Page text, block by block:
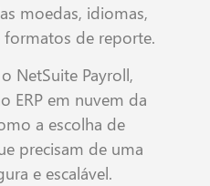
moedas, idiomas,
formatos de reporte.
NetSuite Payroll,
ERP em nuvem da
a escolha de
precisam de uma
e escalável.